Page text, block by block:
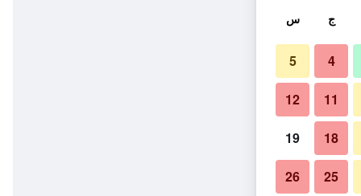
ج س
4
5
11
12
18
19
25
26